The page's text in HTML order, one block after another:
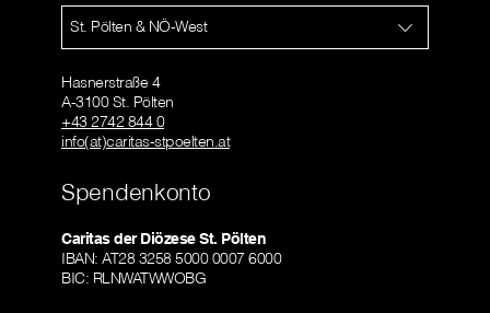
St. Pölten & NÖ-West
Hasnerstraße 4
A-3100 St. Pölten
+43 2742 844 0
info(at)caritas-stpoelten.at
Spendenkonto
Caritas der Diözese St. Pölten
IBAN: AT28 3258 5000 0007 6000
BIC: RLNWATWWOBG